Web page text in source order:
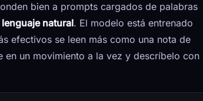
bien a prompts cargados de palabras
natural. El modelo está entrenado
efectivos se leen más como una nota de
en un movimiento a la vez y descríbelo con